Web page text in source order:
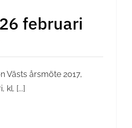
februari
Västs årsmöte 2017,
kl. [...]